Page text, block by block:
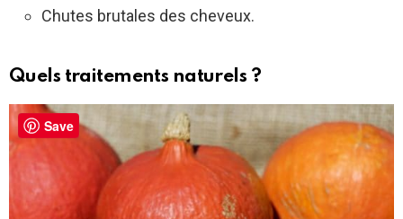
Chutes brutales des cheveux.
Quels traitements naturels ?
Save